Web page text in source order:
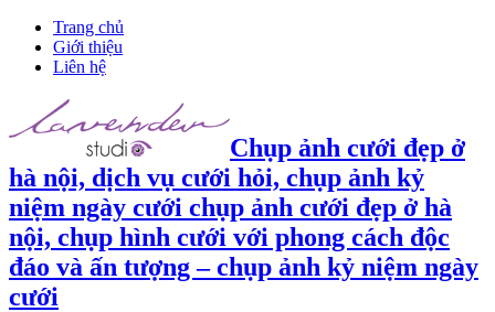
Trang chủ
Giới thiệu
Liên hệ
Chụp ảnh cưới đẹp ở
hà nội, dịch vụ cưới hỏi, chụp ảnh kỷ
niệm ngày cưới chụp ảnh cưới đẹp ở hà
nội, chụp hình cưới với phong cách độc
đáo và ấn tượng – chụp ảnh kỷ niệm ngày
cưới